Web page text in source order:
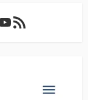
Feed RSS